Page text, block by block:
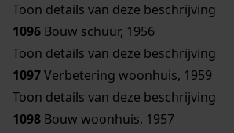
Toon details van deze beschrijving
1096 Bouw schuur, 1956
Toon details van deze beschrijving
1097Verbetering woonhuis, 1959
Toon details van deze beschrijving
1098 Bouw woonhuis, 1957